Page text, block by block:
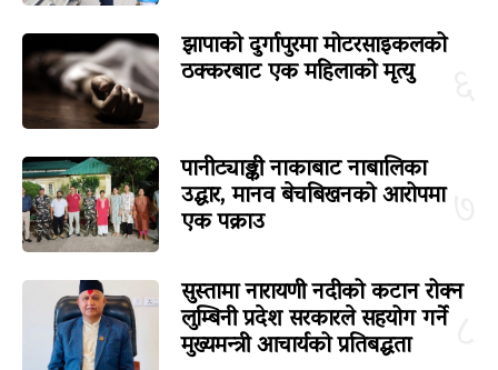
झापाको दुर्गापुरमा मोटरसाइकलको
ठक्करबाट एक महिलाको मृत्यु
पानीट्याङ्की नाकाबाट नाबालिका
उद्धार, मानव बेचबिखनको आरोपमा
एक पक्राउ
सुस्तामा नारायणी नदीको कटान रोक्न
लुम्बिनी प्रदेश सरकारले सहयोग गर्ने
मुख्यमन्त्री आचार्यको प्रतिबद्धता